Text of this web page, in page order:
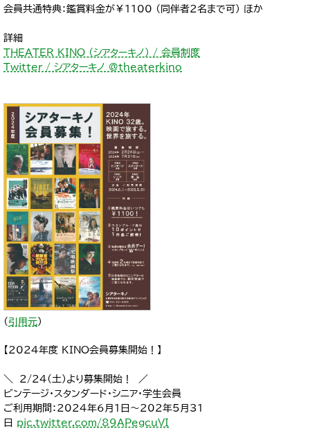
会員共通特典：鑑賞料金が￥1100 （同伴者2名まで可） ほか
詳細
THEATER KINO （シアターキノ） / 会員制度
Twitter / シアターキノ @theaterkino
（ 引用元）
【2024年度 KINO会員募集開始！】
＼ 2/24(土)より募集開始！ ／
ビンテージ・スタンダード・シニア・学生会員
ご利用期間：2024年6月1日～202年5月31
日 pic.twitter.com/89APegcuVI